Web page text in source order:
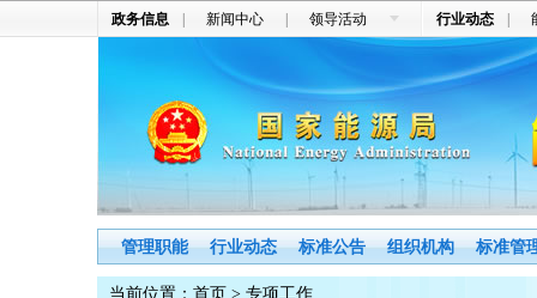
政务信息 新闻中心 领导活动 行业动态
管理职能 行业动态 标准公告 组织机构 标准管
当前位置： 首页 > 专项工作